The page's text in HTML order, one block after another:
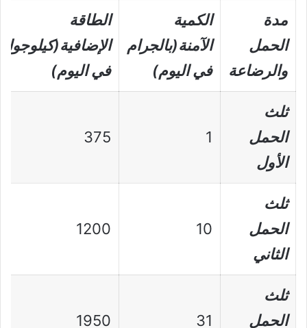
مدة
الحمل
والرضاعة
الكمية
الآمنة(بالجرام
في اليوم)
الطاقة
الإضافية(كيلوجول
في اليوم)
ثلث
الحمل
الأول
1
375
ثلث
الحمل
الثاني
10
1200
ثلث
الحمل
31
1950